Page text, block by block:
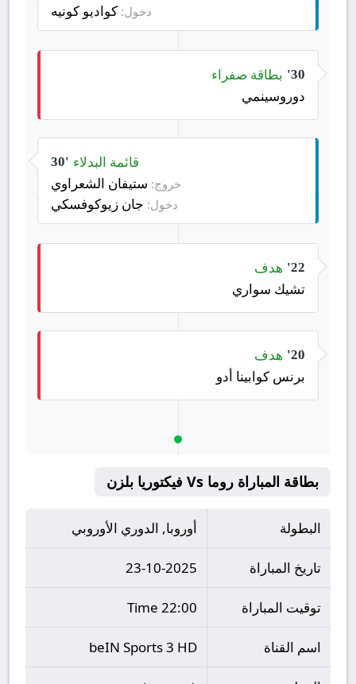
دخول: كواديو كونيه
30' بطاقة صفراء
دوروسينمي
30' قائمة البدلاء
خروج: ستيفان الشعراوي
دخول: جان زيوكوفسكي
22' هدف
تشيك سواري
20' هدف
برنس كوابينا أدو
بطاقة المباراة روما Vs فيكتوريا بلزن
البطولة أوروبا, الدوري الأوروبي
تاريخ المباراة 23-10-2025
توقيت المباراة 22:00 Time
اسم القناة beIN Sports 3 HD